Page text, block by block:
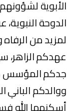
الأبوية
الدوحة
لمزيد من
عهدكم الزاهر،
جدكم المؤسس
ووالدكم الباني
أسكنهما الله